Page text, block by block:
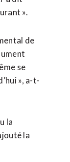
».
de
se
», a-t-
la
la